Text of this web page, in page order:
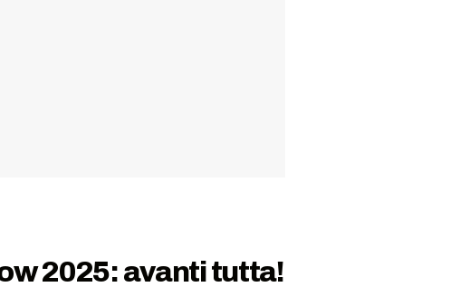
2025: avanti tutta!